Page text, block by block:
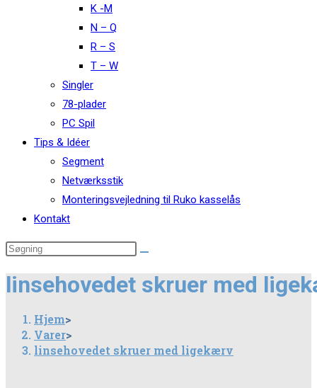
K -M
N – Q
R – S
T – W
Singler
78-plader
PC Spil
Tips & Idéer
Segment
Netværksstik
Monteringsvejledning til Ruko kasselås
Kontakt
linsehovedet skruer med
Hjem>
Varer>
linsehovedet skruer med ligekærv